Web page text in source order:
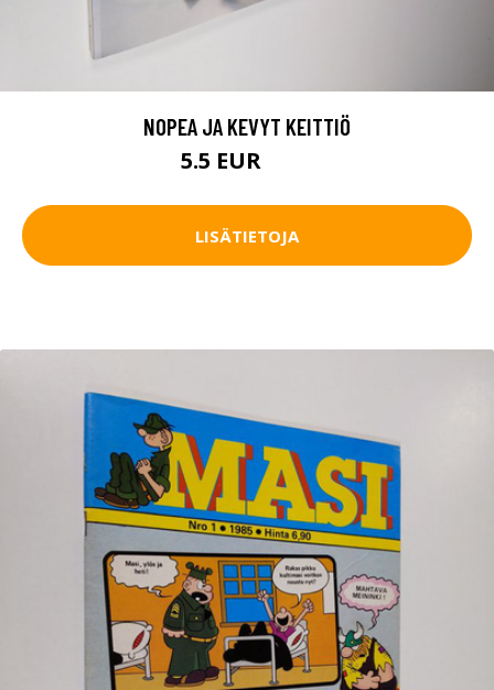
NOPEA JA KEVYT KEITTIÖ
5.5 EUR
LISÄTIETOJA